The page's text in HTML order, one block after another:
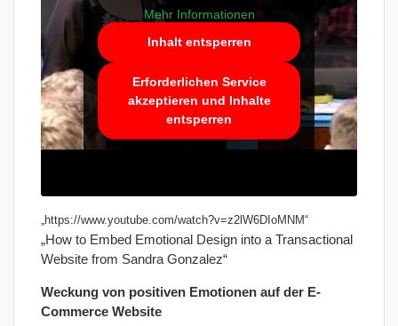
Mehr Informationen
Inhalt entsperren
Erforderlichen Service
akzeptieren und Inhalte
entsperren
„https://www.youtube.com/watch?v=z2lW6DIoMNM“
„How to Embed Emotional Design into a Transactional
Website from Sandra Gonzalez“
Weckung von positiven Emotionen auf der E-
Commerce Website